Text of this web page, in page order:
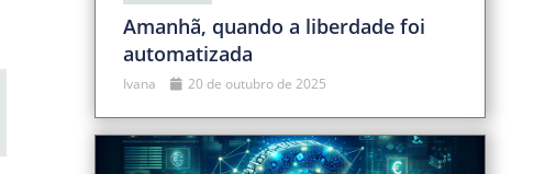
Amanhã, quando a liberdade foi
automatizada
Ivana 20 de outubro de 2025